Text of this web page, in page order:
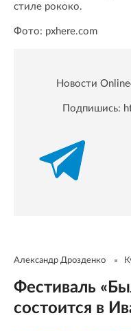
стиле рококо.
Фото: pxhere.com
Новости
Подпишись:
Александр Дрозденко
Фестиваль
состоится в